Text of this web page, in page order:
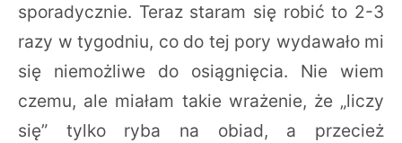
sporadycznie. Teraz staram się robić to 2-3
razy w tygodniu, co do tej pory wydawało mi
się niemożliwe do osiągnięcia. Nie wiem
czemu, ale miałam takie wrażenie, że „liczy
się” tylko ryba na obiad, a przecież